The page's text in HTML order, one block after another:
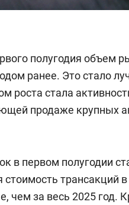
полугодия объем
ранее. Это стало
роста стала
продаже крупных
в первом полугодии
трансакций в
чем за весь 2025 год.